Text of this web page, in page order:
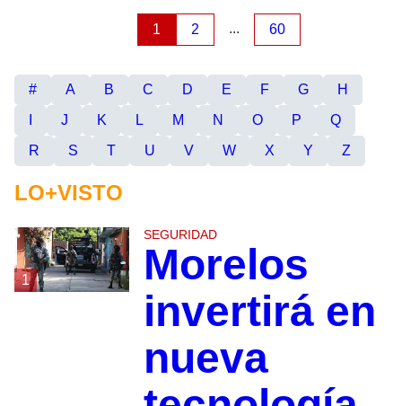
1 2 ... 60
# A B C D E F G
H
J K L M N O P
Q
R
S T U V W X Y Z
LO+VISTO
1
SEGURIDAD
Morelos
invertirá en
nueva